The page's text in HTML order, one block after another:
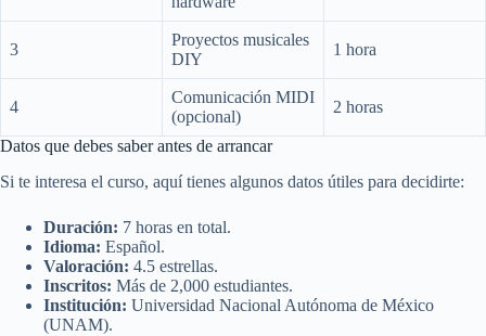
3
Proyectos musicales
DIY
1 hora
4
Comunicación MIDI
(opcional)
2 horas
Datos que debes saber antes de arrancar
Si te interesa el curso, aquí tienes algunos datos útiles para decidirte:
Duración: 7 horas en total.
Idioma: Español.
Valoración: 4.5 estrellas.
Inscritos: Más de 2,000 estudiantes.
Institución: Universidad Nacional Autónoma de México
(UNAM).